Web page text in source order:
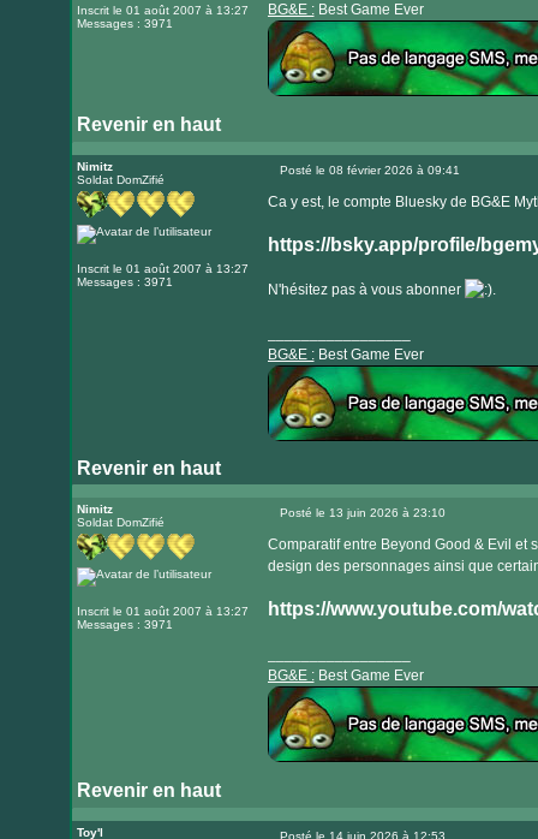
Inscrit le 01 août 2007 à 13:27
Messages : 3971
BG&E :Best Game Ever
Revenir en haut
le
internet
Nimitz
Soldat DomZifié
Inscrit le 01 août 2007 à 13:27
Messages : 3971
Posté le 08 février 2026 à 09:41
Ca y est, le compte Bluesky de BG&E
https://bsky.app/profile/
N'hésitez pas à vous abonner .
BG&E :Best Game Ever
Revenir en haut
Visiter
le
internet
Nimitz
Soldat DomZifié
Inscrit le 01 août 2007 à 13:27
Messages : 3971
Posté le 13 juin 2026 à 23:10
Comparatif entre Beyond Good & Evil et
design des personnages ainsi que
https://www.youtube.com/
BG&E :Best Game Ever
Revenir en haut
le
Toy'l Posté le 14 juin 2026 à 12:53